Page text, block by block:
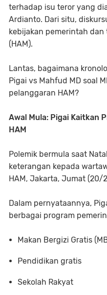
terhadap isu teror yang
Ardianto. Dari situ,
kebijakan pemerintah dan
(HAM).
Lantas, bagaimana
Pigai vs Mahfud MD soal
pelanggaran HAM?
Awal Mula: Pigai Kaitkan
HAM
Polemik bermula saat
keterangan kepada
HAM, Jakarta, Jumat (20/
Dalam pernyataannya,
berbagai program
Makan Bergizi Gratis
Pendidikan gratis
Sekolah Rakyat